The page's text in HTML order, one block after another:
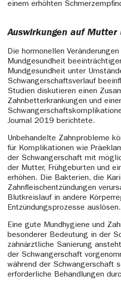
einem erhöhten
Auswirkungen auf Mutter
Die hormonellen
Mundgesundheit
Mundgesundheit unter
Schwangerschaftsverlauf
Studien diskutieren einen
Zahnbetterkrankungen und
Journal 2019 berichtete.
Unbehandelte Zahnprobleme
für Komplikationen wie
der Schwangerschaft mit
der Mutter, Frühgeburten und
erhöhen. Die Bakterien, die
Zahnfleischentzündungen
Blutkreislauf in andere
Entzündungsprozesse auslösen.
Eine gute Mundhygiene und
besonderer Bedeutung in der
zahnärztliche Sanierung
der Schwangerschaft
während der Schwangerschaft
erforderliche Behandlungen